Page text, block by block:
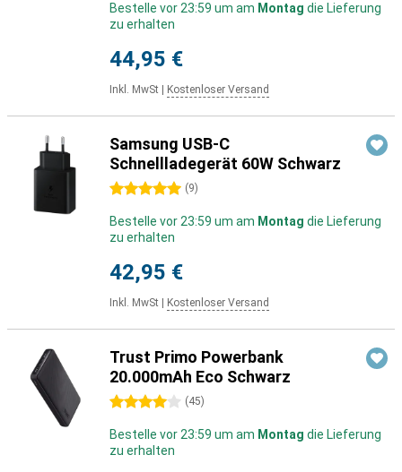
Bestelle vor 23:59 um am Montag die Lieferung
zu erhalten
44,95 €
Inkl. MwSt Kostenloser Versand
Samsung USB-C
Schnellladegerät 60W Schwarz
5 Sterne (9)
Bestelle vor 23:59 um am Montag die Lieferung
zu erhalten
42,95 €
Inkl. MwSt Kostenloser Versand
Trust Primo Powerbank
20.000mAh Eco Schwarz
4 Sterne (45)
Bestelle vor 23:59 um am Montag die Lieferung
zu erhalten